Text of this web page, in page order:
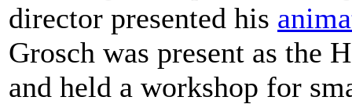
director presented his
Grosch was present as the
and held a workshop for